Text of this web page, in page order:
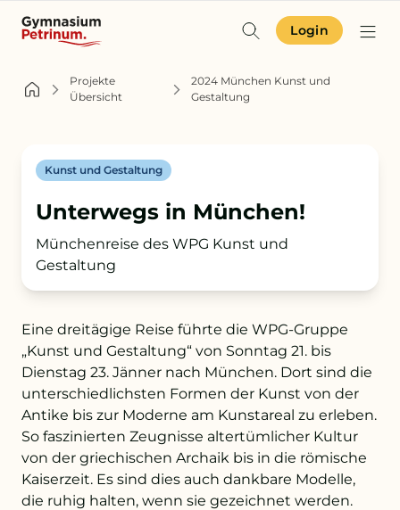
Identität & Angebot
Schulgemeinschaft
Orientierung
Zum Schulkompass
+43 732 736 581 - 4411
schule@petrinum.at
Login
Projekte
Übersicht
2024 München Kunst und
Gestaltung
Kunst und Gestaltung
Unterwegs in München!
Münchenreise des WPG Kunst und
Gestaltung
Eine dreitägige Reise führte die WPG-Gruppe
„Kunst und Gestaltung“ von Sonntag 21. bis
Dienstag 23. Jänner nach München. Dort sind die
unterschiedlichsten Formen der Kunst von der
Antike bis zur Moderne am Kunstareal zu erleben.
So faszinierten Zeugnisse altertümlicher Kultur
von der griechischen Archaik bis in die römische
Kaiserzeit. Es sind dies auch dankbare Modelle,
die ruhig halten, wenn sie gezeichnet werden.